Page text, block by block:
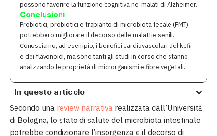
possono favorire la funzione cognitiva nei malati di Alzheimer.
Conclusioni
Prebiotici, probiotici e trapianto di microbiota fecale (FMT)
potrebbero migliorare il decorso delle malattie senili.
Conosciamo, ad esempio, i benefici cardiovascolari del kefir
e dei flavonoidi, ma sono tanti gli studi in corso che stanno
analizzando le proprietà di microrganismi e fibre vegetali.
In questo articolo
Secondo una review narrativa realizzata dall’Università
di Bologna, lo stato di salute del microbiota intestinale
potrebbe condizionare l’insorgenza e il decorso di